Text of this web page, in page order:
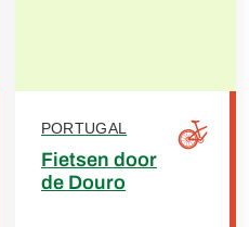
PORTUGAL
Fietsen door
de Douro